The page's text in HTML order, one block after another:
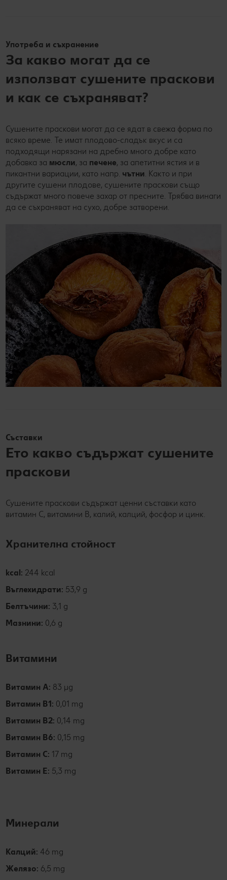
Употреба и съхранение
За какво могат да се
използват сушените праскови
и как се съхраняват?
Сушените праскови могат да се ядат в свежа форма по
всяко време. Те имат плодово-сладък вкус и са
подходящи нарязани на дребно много добре като
добавка за мюсли, за печене, за апетитни ястия и в
пикантни вариации, като напр. чътни. Както и при
другите сушени плодове, сушените праскови също
съдържат много повече захар от пресните. Трябва винаги
да се съхраняват на сухо, добре затворени.
Съставки
Ето какво съдържат сушените
праскови
Сушените праскови съдържат ценни съставки като
витамин C, витамини В, калий, калций, фосфор и цинк.
Хранителна стойност
kcal: 244 kcal
Въглехидрати: 53,9 g
Белтъчини: 3,1 g
Мазнини: 0,6 g
Витамини
Витамин А: 83 µg
Витамин В1: 0,01 mg
Витамин В2: 0,14 mg
Витамин В6: 0,15 mg
Витамин С: 17 mg
Витамин Е: 5,3 mg
Минерали
Калций: 46 mg
Желязо: 6,5 mg